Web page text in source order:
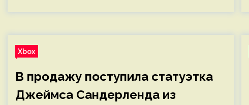
Xbox
В продажу поступила статуэтка
Джеймса Сандерленда из